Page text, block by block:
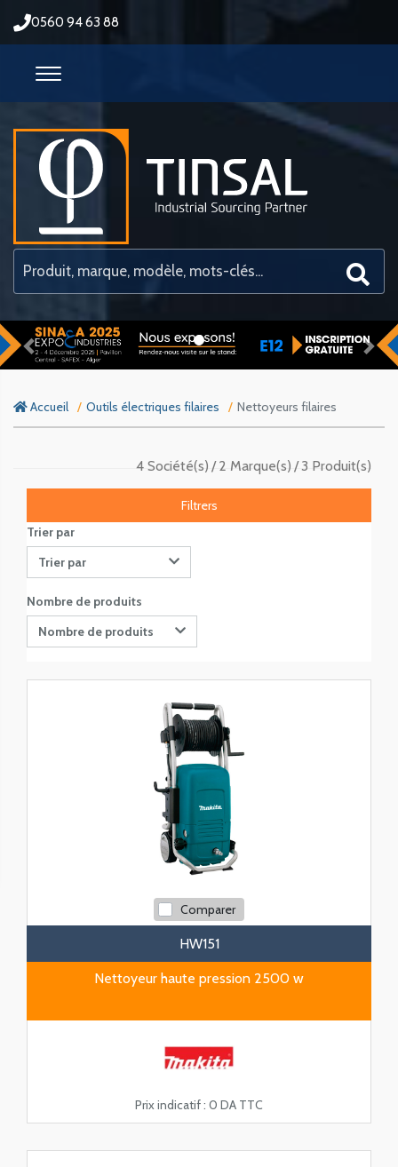
0560 94 63 88
Previous
Accueil Outils électriques filaires Nettoyeurs filaires
3 Produit(s)
2 Marque(s)
4 Société(s)
Filtrers
Trier par
Trier par
Nombre de produits
Nombre de produits
Comparer
HW151
Nettoyeur haute pression 2500 w
Prix indicatif : 0 DA TTC